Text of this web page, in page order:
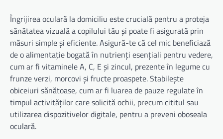
Îngrijirea oculară la domiciliu este crucială pentru a proteja
sănătatea vizuală a copilului tău și poate fi asigurată prin
măsuri simple și eficiente. Asigură-te că cel mic beneficiază
de o alimentație bogată în nutrienți esențiali pentru vedere,
cum ar fi vitaminele A, C, E și zincul, prezente în legume cu
frunze verzi, morcovi și fructe proaspete. Stabilește
obiceiuri sănătoase, cum ar fi luarea de pauze regulate în
timpul activităților care solicită ochii, precum cititul sau
utilizarea dispozitivelor digitale, pentru a preveni oboseala
oculară.